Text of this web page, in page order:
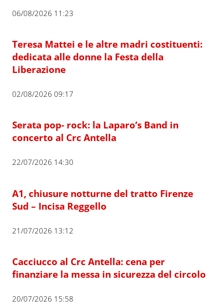
06/08/2026 11:23
Teresa Mattei e le altre madri costituenti:
dedicata alle donne la Festa della
Liberazione
02/08/2026 09:17
Serata pop- rock: la Laparo’s Band in
concerto al Crc Antella
22/07/2026 14:30
A1, chiusure notturne del tratto Firenze
Sud – Incisa Reggello
21/07/2026 13:12
Cacciucco al Crc Antella: cena per
finanziare la messa in sicurezza del circolo
20/07/2026 15:58